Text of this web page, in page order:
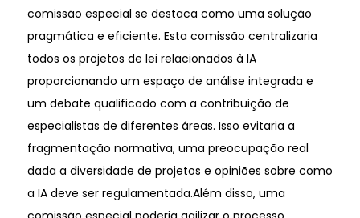
comissão especial se destaca como uma solução
pragmática e eficiente. Esta comissão centralizaria
todos os projetos de lei relacionados à IA
proporcionando um espaço de análise integrada e
um debate qualificado com a contribuição de
especialistas de diferentes áreas. Isso evitaria a
fragmentação normativa, uma preocupação real
dada a diversidade de projetos e opiniões sobre como
a IA deve ser regulamentada.Além disso, uma